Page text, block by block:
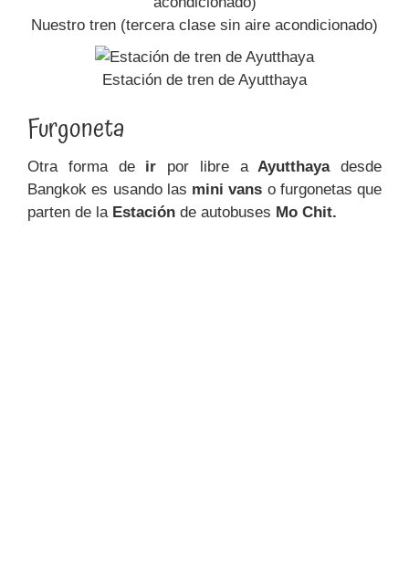
Nuestro tren (tercera clase sin aire acondicionado)
Estación de tren de Ayutthaya
Furgoneta
Otra forma deir por libre aAyutthayadesde
Bangkok es usando las mini vans o furgonetas que
parten de la Estación de autobuses Mo Chit.